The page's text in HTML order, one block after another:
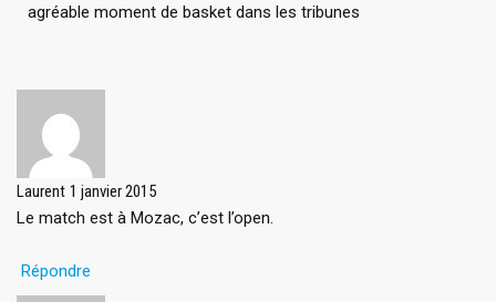
agréable moment de basket dans les tribunes
Laurent 1 janvier 2015
Le match est à Mozac, c’est l’open.
Répondre